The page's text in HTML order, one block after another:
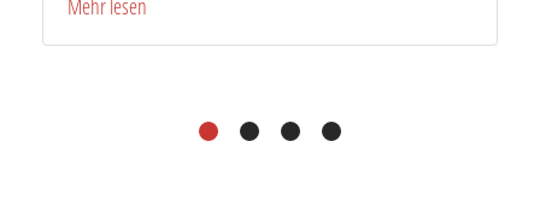
Mehr lesen
1 2 3 4